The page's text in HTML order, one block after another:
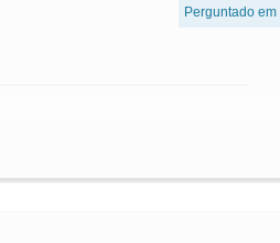
Perguntado